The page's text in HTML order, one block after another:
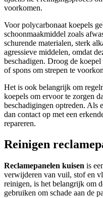
voorkomen.
Voor polycarbonaat koepels
schoonmaakmiddel zoals
schurende materialen, sterk
agressieve middelen, omdat
beschadigen. Droog de
of spons om strepen te
Het is ook belangrijk om
koepels om ervoor te zorgen
beschadigingen optreden. Als
dan contact op met een
repareren.
Reinigen
Reclamepanelen kuisen is
verwijderen van vuil, stof en
reinigen, is het belangrijk om
gebruiken om schade aan de